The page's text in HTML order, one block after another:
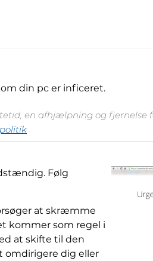
om din pc er inficeret.
en afhjælpning og fjernelse
Følg
at skræmme
kommer som regel i
at skifte til den
omdirigere dig eller